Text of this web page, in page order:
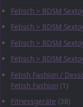
Fetisch > BDSM
Fetisch > BDSM
Fetisch > BDSM
Fetisch > BDSM
Fetish Fashion /
Fetish Fashion (1)
Fitnessgeräte (38)